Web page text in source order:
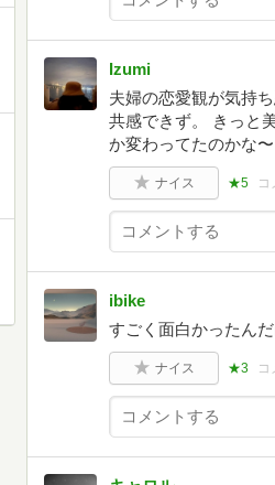
Izumi
夫婦の恋愛観が気持
共感できず。 きっと
か変わってたのかな〜
ナイス ★5 コ
ibike
すごく面白かったん
ナイス ★3 コ